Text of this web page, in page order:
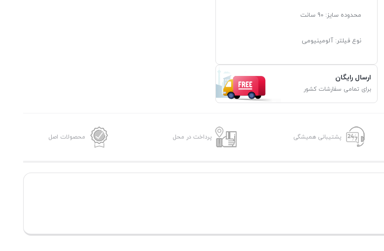
محدوده سایز: 90 سانت
نوع فیلتر: آلومینیومی
ارسال رایگان
برای تمامی سفارشات کشور
پشتیبانی همیشگی پرداخت در محل محصولات اصل